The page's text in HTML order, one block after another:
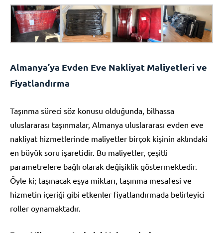
Almanya’ya Evden Eve Nakliyat Maliyetleri ve
Fiyatlandırma
Taşınma süreci söz konusu olduğunda, bilhassa
uluslararası taşınmalar, Almanya uluslararası evden eve
nakliyat hizmetlerinde maliyetler birçok kişinin aklındaki
en büyük soru işaretidir. Bu maliyetler, çeşitli
parametrelere bağlı olarak değişiklik göstermektedir.
Öyle ki; taşınacak eşya miktarı, taşınma mesafesi ve
hizmetin içeriği gibi etkenler fiyatlandırmada belirleyici
roller oynamaktadır.